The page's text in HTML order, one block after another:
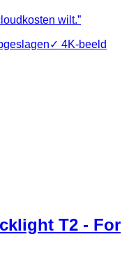
wilt.”
✓ 4K-beeld
T2 - For